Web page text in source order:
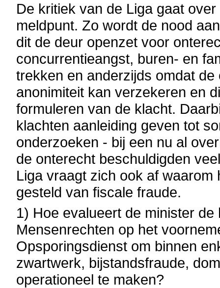
De kritiek van de Liga gaat
meldpunt. Zo wordt de nood
dit de deur openzet voor
concurrentieangst, buren- en
trekken en anderzijds omdat
anonimiteit kan verzekeren en
formuleren van de klacht.
klachten aanleiding geven tot
onderzoeken - bij een nu al
de onterecht beschuldigden
Liga vraagt zich ook af
gesteld van fiscale fraude.
1) Hoe evalueert de minister
Mensenrechten op het
Opsporingsdienst om binnen
zwartwerk, bijstandsfraude,
operationeel te maken?